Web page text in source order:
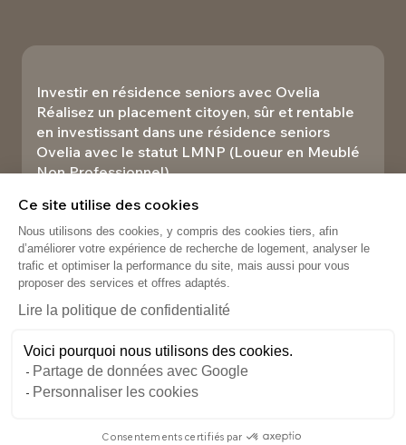
Ce site utilise des cookies
Nous utilisons des cookies, y compris des cookies tiers, afin
d’améliorer votre expérience de recherche de logement, analyser le
trafic et optimiser la performance du site, mais aussi pour vous
proposer des services et offres adaptés.
Lire la politique de confidentialité
Voici pourquoi nous utilisons des cookies.
Partage de données avec Google
Personnaliser les cookies
Consentements certifiés par
Investir en résidence seniors avec Ovelia
Réalisez un placement citoyen, sûr et rentable
en investissant dans une résidence seniors
Ovelia avec le statut LMNP (Loueur en Meublé
Non Professionnel).​
Gestion des cookies